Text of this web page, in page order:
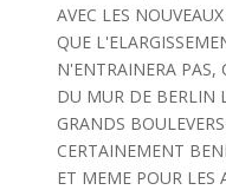
AVEC LES
QUE
N'ENTRAINERA PAS,
DU MUR DE BERLIN
GRANDS
CERTAINEMENT
ET MEME POUR LES